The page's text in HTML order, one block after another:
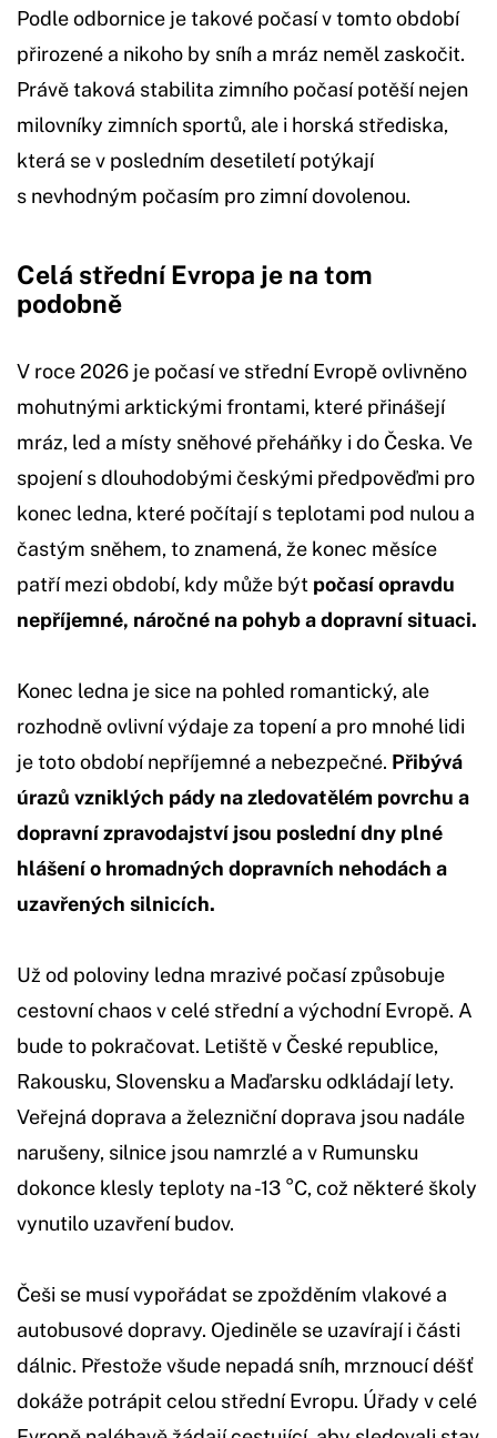
Podle odbornice je takové počasí v tomto období
přirozené a nikoho by sníh a mráz neměl zaskočit.
Právě taková stabilita zimního počasí potěší nejen
milovníky zimních sportů, ale i horská střediska,
která se v posledním desetiletí potýkají
s nevhodným počasím pro zimní dovolenou.
Celá střední Evropa je na tom
podobně
V roce 2026 je počasí ve střední Evropě ovlivněno
mohutnými arktickými frontami, které přinášejí
mráz, led a místy sněhové přeháňky i do Česka. Ve
spojení s dlouhodobými českými předpověďmi pro
konec ledna, které počítají s teplotami pod nulou a
častým sněhem, to znamená, že konec měsíce
patří mezi období, kdy může být počasí opravdu
nepříjemné, náročné na pohyb a dopravní situaci.
Konec ledna je sice na pohled romantický, ale
rozhodně ovlivní výdaje za topení a pro mnohé lidi
je toto období nepříjemné a nebezpečné. Přibývá
úrazů vzniklých pády na zledovatělém povrchu a
dopravní zpravodajství jsou poslední dny plné
hlášení o hromadných dopravních nehodách a
uzavřených silnicích.
Už od poloviny ledna mrazivé počasí způsobuje
cestovní chaos v celé střední a východní Evropě. A
bude to pokračovat. Letiště v České republice,
Rakousku, Slovensku a Maďarsku odkládají lety.
Veřejná doprava a železniční doprava jsou nadále
narušeny, silnice jsou namrzlé a v Rumunsku
dokonce klesly teploty na -13 °C, což některé školy
vynutilo uzavření budov.
Češi se musí vypořádat se zpožděním vlakové a
autobusové dopravy. Ojediněle se uzavírají i části
dálnic. Přestože všude nepadá sníh, mrznoucí déšť
dokáže potrápit celou střední Evropu. Úřady v celé